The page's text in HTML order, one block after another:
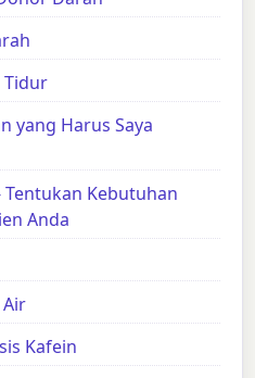
Tidur
yang Harus Saya
Kebutuhan
Anda
Kafein